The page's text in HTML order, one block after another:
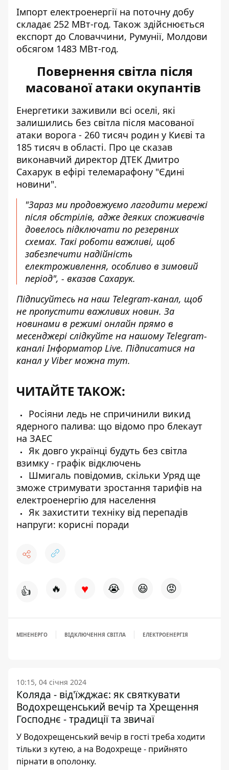
Імпорт електроенергії на поточну добу
складає 252 МВт-год. Також здійснюється
експорт до Словаччини, Румунії, Молдови
обсягом 1483 МВт-год.
Повернення світла після
масованої атаки окупантів
Енергетики заживили всі оселі, які
залишились без світла після масованої
атаки ворога - 260 тисяч родин у Києві та
185 тисяч в області. Про це сказав
виконавчий директор ДТЕК Дмитро
Сахарук в ефірі телемарафону "Єдині
новини".
"Зараз ми продовжуємо лагодити мережі
після обстрілів, адже деяких споживачів
довелось підключати по резервних
схемах. Такі роботи важливі, щоб
забезпечити надійність
електроживлення, особливо в зимовий
період", - вказав Сахарук.
Підписуйтесь на наш Telegram-канал, щоб
не пропустити важливих новин. За
новинами в режимі онлайн прямо в
месенджері слідкуйте на нашому Telegram-
каналіІнформатор Live. Підписатися на
канал у Viber можна тут.
ЧИТАЙТЕ ТАКОЖ:
Росіяни ледь не спричинили викид
ядерного палива: що відомо про блекаут
на ЗАЕС
Як довго українці будуть без світла
взимку - графік відключень
Шмигаль повідомив, скільки Уряд ще
зможе стримувати зростання тарифів на
електроенергію для населення
Як захистити техніку від перепадів
напруги: корисні поради
👍 🔥 ♥ 😭 😆 😡
МІНЕНЕРГО ВІДКЛЮЧЕННЯ СВІТЛА ЕЛЕКТРОЕНЕРГІЯ
10:15, 04 січня 2024
Коляда - від'їжджає: як святкувати
Водохрещенський вечір та Хрещення
Господнє - традиції та звичаї
У Водохрещенський вечір в гості треба ходити
тільки з кутею, а на Водохреще - прийнято
пірнати в ополонку.